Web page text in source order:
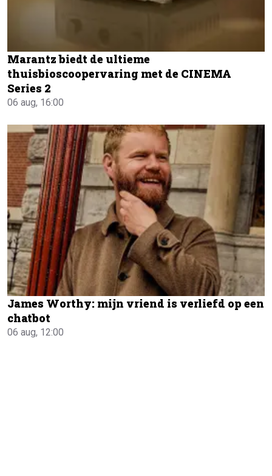
Marantz biedt de ultieme
thuisbioscoopervaring met de CINEMA
Series 2
06 aug, 16:00
James Worthy: mijn vriend is verliefd op een
chatbot
06 aug, 12:00